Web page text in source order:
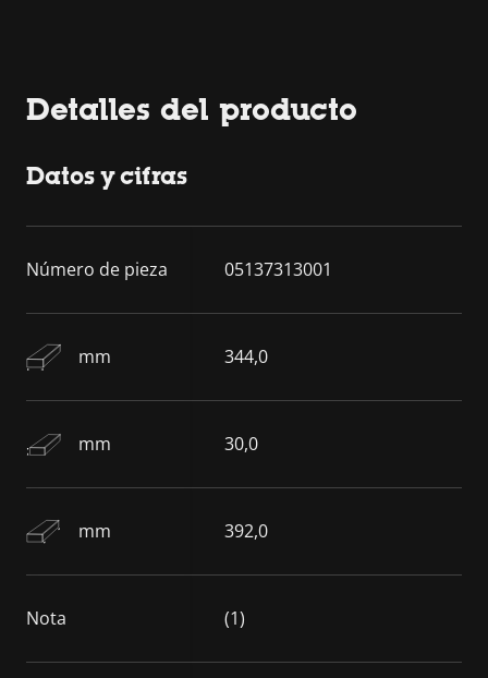
Detalles del producto
Datos y cifras
Número de pieza 05137313001
mm 344,0
mm 30,0
mm 392,0
Nota (1)